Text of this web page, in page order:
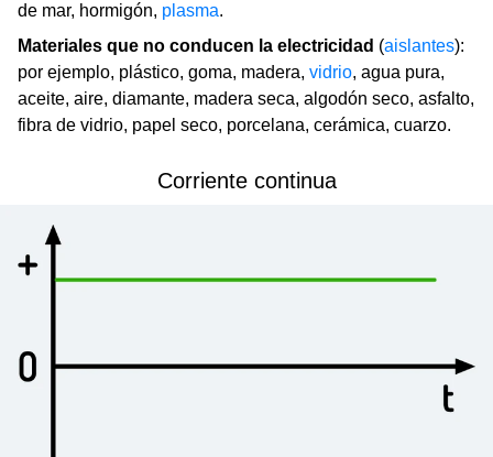
de mar, hormigón, plasma.
Materiales que no conducen la electricidad (aislantes):
por ejemplo, plástico, goma, madera, vidrio, agua pura,
aceite, aire, diamante, madera seca, algodón seco, asfalto,
fibra de vidrio, papel seco, porcelana, cerámica, cuarzo.
Corriente continua